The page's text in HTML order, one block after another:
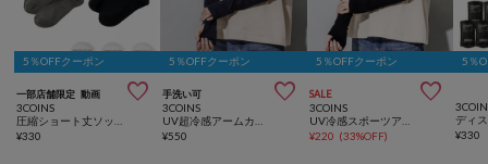
5％OFFクーポン
一部店舗限定 動画 
3COINS
¥330
5％OFFクーポン
手洗い可 
3COINS
¥550
5％OFFクーポン
SALE 
3COINS
¥220 (33%OFF)
5％
¥330